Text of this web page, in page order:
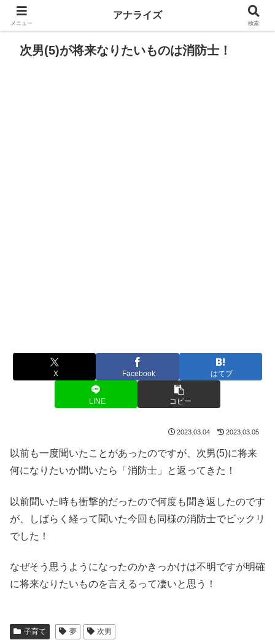
次男(5)が将来なりたいものは消防士！
X Facebook はてブ
LINE コピー
2023.03.04 2023.03.05
以前も一度聞いたことがあったのですが、次男(5)に将来
何になりたいか聞いたら「消防士」と返ってきた！
以前聞いた時も衝撃的だったので何度も聞き返したのです
が、しばらく経って聞いた今回も同様の消防士でビックリ
でした！
なぜそう思うようになったのかきっかけは不明ですが明確
に将来なりたいものを言えるって凄いと思う！
子育て 夢 次男
メニュー
アナライズ
検索